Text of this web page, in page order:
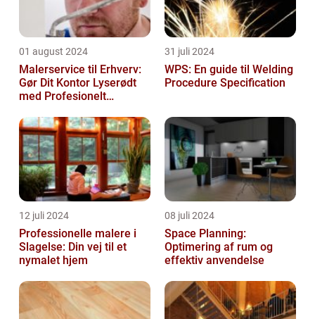
01 august 2024
Malerservice til Erhverv:
Gør Dit Kontor Lyserødt
med Profesionelt
31 juli 2024
WPS: En guide til Welding
Procedure Specification
12 juli 2024
Professionelle malere i
Slagelse: Din vej til et
nymalet hjem
08 juli 2024
Space Planning:
Optimering af rum og
effektiv anvendelse